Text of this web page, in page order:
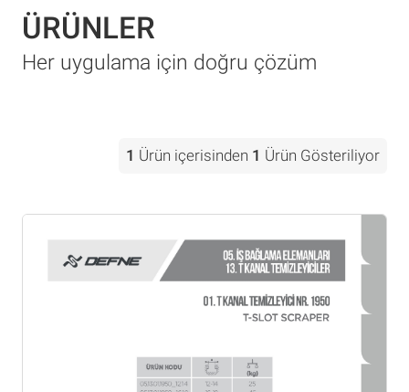
ÜRÜNLER
Her uygulama için doğru çözüm
1 Ürün içerisinden 1 Ürün Gösteriliyor